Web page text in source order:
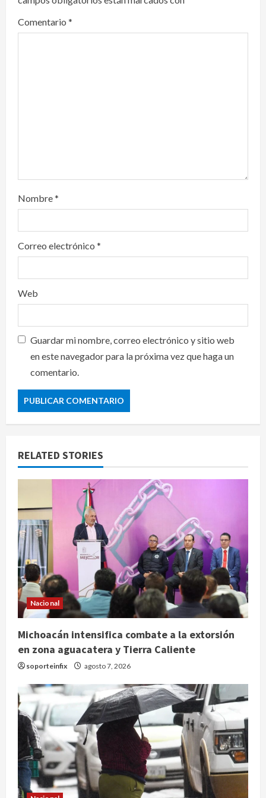
g
a
Comentario *
Nombre*
Correo electrónico *
Web
Guardar mi nombre, correo electrónico y sitio web
en este navegador para la próxima vez que haga un
comentario.
RELATED STORIES
Nacional
Michoacán intensifica combate a la extorsión
en zona aguacatera y Tierra Caliente
soporteinfix agosto 7, 2026
Nacional